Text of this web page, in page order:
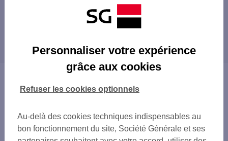
Les distributeurs/automates à proximité
MONTLUCON 16 BD DE COURTAIS
MONTLUCON 3 RUE ALBERT EINSTEIN
CSO EVAUX LES BAINS
proximité
Vous êtes ici : Accueil
Trouver une agence bancaire
Allier
Commentry
Distributeur/automate COMMENTRY 18 PL DU 14
Personnaliser votre expérience
grâce aux cookies
Au-delà des cookies techniques indispensables au
bon fonctionnement du site, Société Générale et ses
Refuser les cookies optionnels